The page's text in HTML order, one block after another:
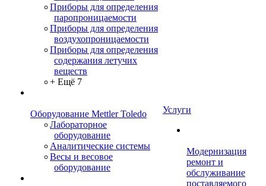
Приборы для определения
паропроницаемости
Приборы для определения
воздухопроницаемости
Приборы для определения
содержания летучих
веществ
+ Ещё 7
Оборудование Mettler Toledo
Лабораторное
оборудование
Аналитические системы
Весы и весовое
оборудование
Услуги
Модернизация
ремонт и
обслуживание
поставляемого